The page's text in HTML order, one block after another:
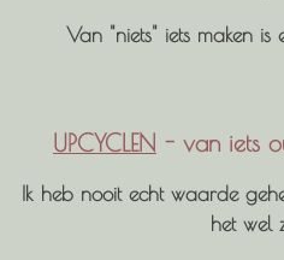
Van "niets" iets maken is
UPCYCLEN - van iets
Ik heb nooit echt waarde
het wel